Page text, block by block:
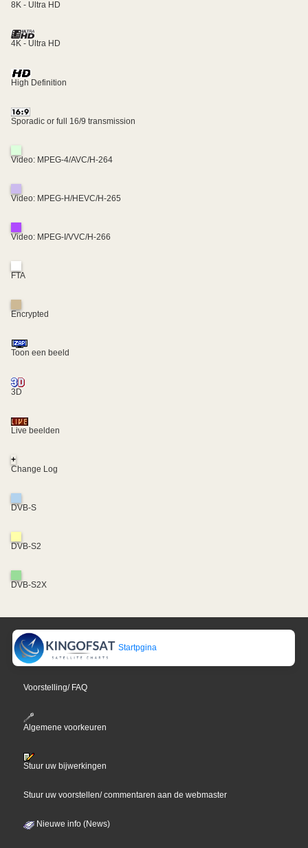
8K - Ultra HD
4K - Ultra HD
High Definition
Sporadic or full 16/9 transmission
Video: MPEG-4/AVC/H-264
Video: MPEG-H/HEVC/H-265
Video: MPEG-I/VVC/H-266
FTA
Encrypted
Toon een beeld
3D
Live beelden
+
Change Log
DVB-S
DVB-S2
DVB-S2X
Startpgina
Voorstelling/ FAQ
Algemene voorkeuren
Stuur uw bijwerkingen
Stuur uw voorstellen/ commentaren aan de webmaster
Nieuwe info (News)